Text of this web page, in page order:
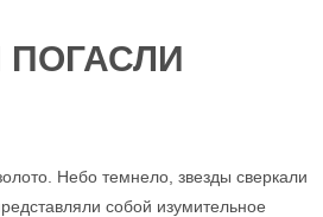
Небо темнело, звезды сверкали
собой изумительное